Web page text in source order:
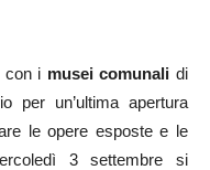
con i musei comunalidi
per un’ultima apertura
le opere esposte e le
3 settembre si